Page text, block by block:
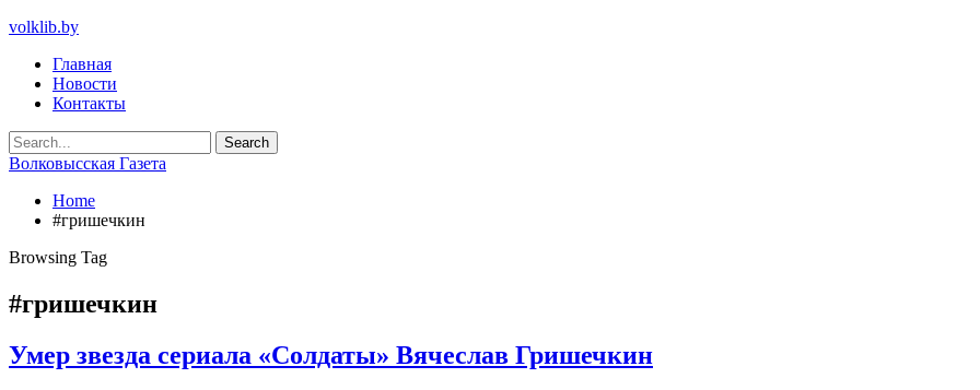
volklib.by
Главная
Новости
Контакты
Волковысская Газета
Home
#гришечкин
Browsing Tag
#гришечкин
Умер звезда сериала «Солдаты» Вячеслав Гришечкин